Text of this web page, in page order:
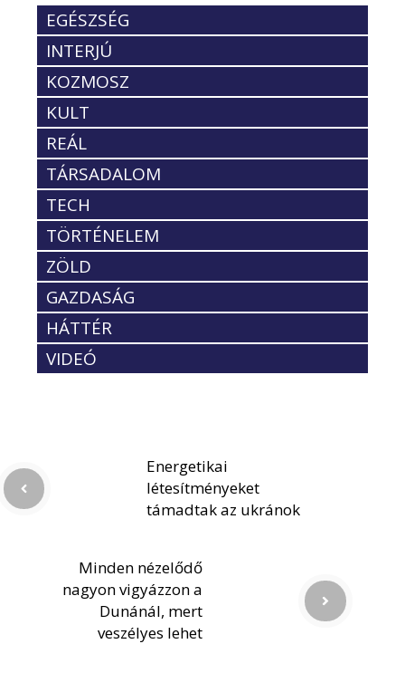
EGÉSZSÉG
INTERJÚ
KOZMOSZ
KULT
REÁL
TÁRSADALOM
TECH
TÖRTÉNELEM
ZÖLD
GAZDASÁG
HÁTTÉR
VIDEÓ
Energetikai
létesítményeket
támadtak az ukránok
Minden nézelődő
nagyon vigyázzon a
Dunánál, mert
veszélyes lehet